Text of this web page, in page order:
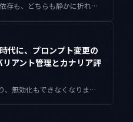
モデル名のピン留めも既定への依存も、どちらも静かに折れます。いま実際に届いているモデルが何をできるのかを起動時に確かめ、その結果でリクエストを組み立て直す能力検出レイヤーの設計と、コピペで動く Python を残します。
代に、プロンプト変更の
アント管理とカナリア評
Gemini 3.5 Flash が既定に上がり、無効化もできなくなりました。プロンプトを触っていないのに応答が変わる前提で、バリアントを束ねて管理し、カナリアと LLM-as-judge で劣化を数値として捕まえる仕組みを、動くコードで組み立てます。